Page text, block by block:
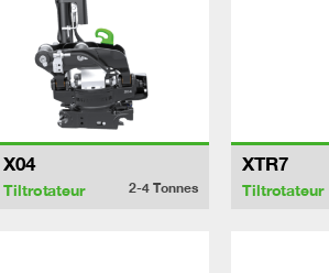
X04
Tiltrotateur 2-4Tonnes
XTR7
Tiltrotateur